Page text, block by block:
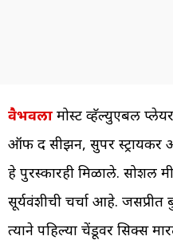
वैभवला मोस्ट व्हॅल्युएबल
ऑफ द सीझन, सुपर स्ट्रायकर
हे पुरस्कारही मिळाले. सोशल
सूर्यवंशीची चर्चा आहे. जसप्रीत
त्याने पहिल्या चेंडूवर सिक्स